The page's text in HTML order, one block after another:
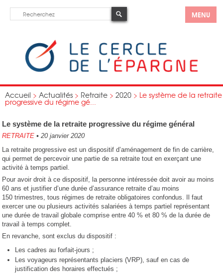
MENU
Accueil > Actualités > Retraite > 2020 > Le système de la retraite
progressive du régime gé...
Le système de la retraite progressive du régime général
RETRAITE • 20 janvier 2020
La retraite progressive est un dispositif d’aménagement de fin de carrière,
qui permet de percevoir une partie de sa retraite tout en exerçant une
activité à temps partiel.
Pour avoir droit à ce dispositif, la personne intéressée doit avoir au moins
60 ans et justifier d’une durée d’assurance retraite d’au moins
150 trimestres, tous régimes de retraite obligatoires confondus. Il faut
exercer une ou plusieurs activités salariées à temps partiel représentant
une durée de travail globale comprise entre 40 % et 80 % de la durée de
travail à temps complet.
En revanche, sont exclus du dispositif :
Les cadres au forfait-jours ;
Les voyageurs représentants placiers (VRP), sauf en cas de
justification des horaires effectués ;